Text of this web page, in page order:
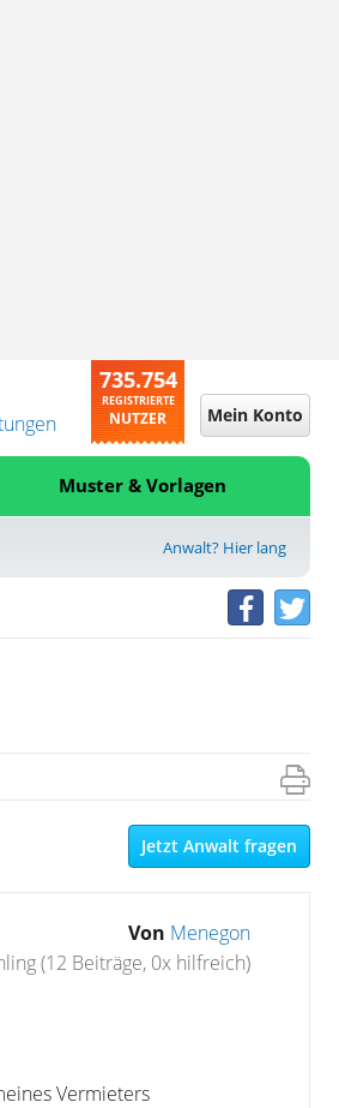
735.754
REGISTRIERTE
NUTZER Mein Konto
Muster & Vorlagen
Anwalt? Hier lang
Jetzt Anwalt fragen
Von Menegon
(12 Beiträge, 0x hilfreich)
Vermieters